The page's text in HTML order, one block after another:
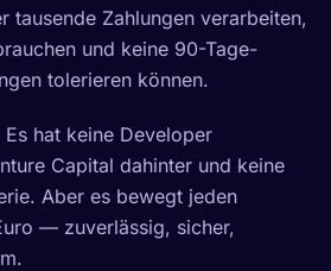
tausende Zahlungen verarbeiten,
und keine 90-Tage-
tolerieren können.
Es hat keine Developer
Capital dahinter und keine
Aber es bewegt jeden
— zuverlässig, sicher,